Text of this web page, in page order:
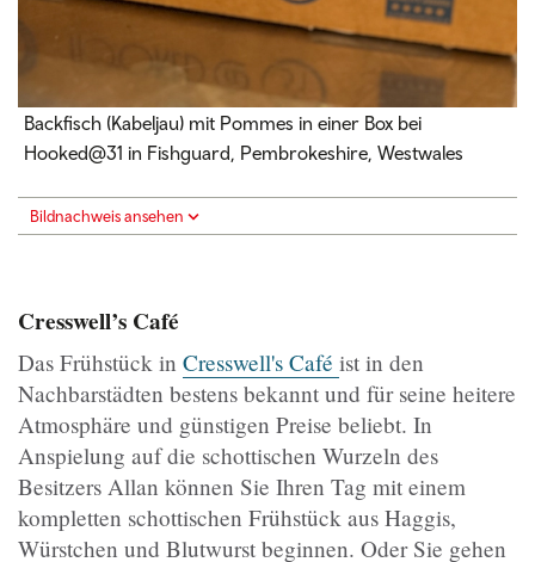
Backfisch (Kabeljau) mit Pommes in einer Box bei
Hooked@31 in Fishguard, Pembrokeshire, Westwales
Bildnachweis ansehen
Cresswell’s Café
Das Frühstück in Cresswell's Café ist in den
Nachbarstädten bestens bekannt und für seine heitere
Atmosphäre und günstigen Preise beliebt. In
Anspielung auf die schottischen Wurzeln des
Besitzers Allan können Sie Ihren Tag mit einem
kompletten schottischen Frühstück aus Haggis,
Würstchen und Blutwurst beginnen. Oder Sie gehen